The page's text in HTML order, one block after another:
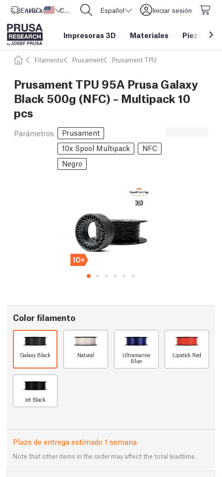
Envío a Estados Unidos
USD ($) CORE One L: ¡Ya disponible! Español Iniciar sesión
Impresoras 3D Materiales Piezas y
Filamento Prusament Prusament TPU
Prusament TPU 95A Prusa Galaxy
Black 500g (NFC) – Multipack 10
pcs
Parámetros
Prusament
10x Spool Multipack
NFC
Negro
Color filamento
Galaxy Black Natural
Ultramarine
Blue
Lipstick Red
Jet Black
Plazo de entrega estimado 1 semana
Note that other items in the order may affect the total leadtime.